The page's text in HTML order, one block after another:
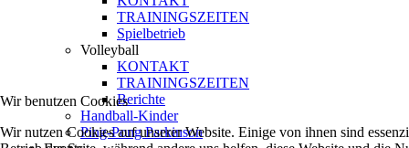
TRAININGSZEITEN
Spielbetrieb
Volleyball
KONTAKT
TRAININGSZEITEN
Berichte
Handball-Kinder
Ping-Pong Parkinson
Wir benutzen Cookies
Wir nutzen Cookies auf unserer Website. Einige von ihnen sind